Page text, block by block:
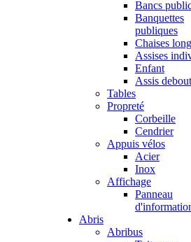
Bancs
Banquettes
publiques
Chaises
Assises
Enfant
Assis debout
Tables
Propreté
Corbeille
Cendrier
Appuis vélos
Acier
Inox
Affichage
Panneau
Abris
Abribus